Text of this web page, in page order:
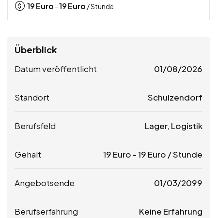
19Euro -19Euro / Stunde
Überblick
Datum veröffentlicht 01/08/2026
Standort Schulzendorf
Berufsfeld Lager, Logistik
Gehalt 19 Euro -19 Euro / Stunde
Angebotsende 01/03/2099
Berufserfahrung Keine Erfahrung